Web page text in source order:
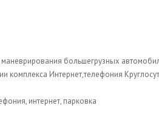
большегрузных
комплекса Интернет,телефония
интернет, парковка